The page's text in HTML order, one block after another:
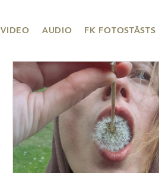
VIDEO AUDIO FK FOTOSTĀSTS